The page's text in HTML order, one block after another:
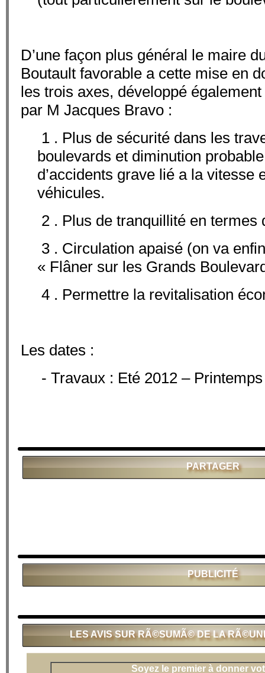
D’une façon plus général le maire
Boutault favorable a cette mise en
les trois axes, développé
par M Jacques Bravo :
1 . Plus de sécurité dans les
boulevards et diminution
d’accidents grave lié a la vitesse
véhicules.
2 . Plus de tranquillité en termes
3 . Circulation apaisé (on va
« Flâner sur les Grands
4 . Permettre la revitalisation
Les dates :
- Travaux : Eté 2012 –
PARTAGER
PUBLICITÉ
LES AVIS SUR RÃ©SUMÃ© DE LA
Soyez le premier à donner